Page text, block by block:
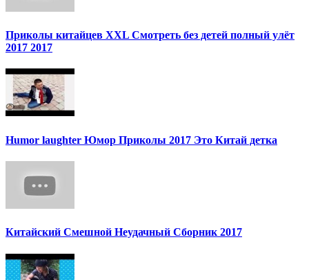
Приколы китайцев XXL Смотреть без детей полный улёт
2017 2017
Humor laughter Юмор Приколы 2017 Это Китай детка
Китайский Смешной Неудачный Сборник 2017